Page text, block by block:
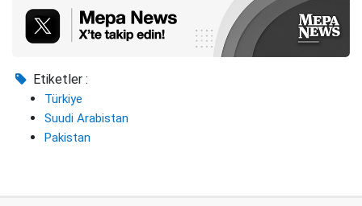
Etiketler :
Türkiye
Suudi Arabistan
Pakistan